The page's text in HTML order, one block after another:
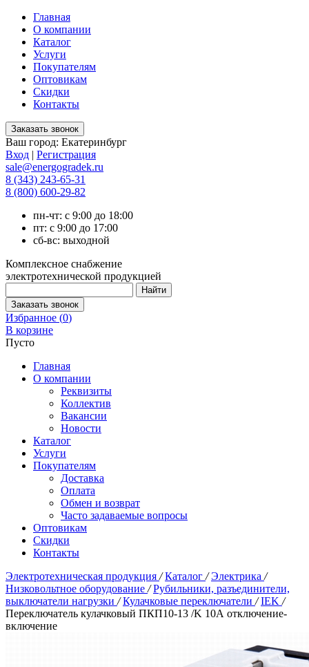
Главная
О компании
Каталог
Услуги
Покупателям
Оптовикам
Скидки
Контакты
Ваш город: Екатеринбург
Вход | Регистрация
sale@energogradek.ru
8 (343) 243-65-31
8 (800) 600-29-82
пн-чт: с 9:00 до 18:00
пт: с 9:00 до 17:00
сб-вс: выходной
Комплексное снабжение
электротехнической продукцией
Избранное (0)
В корзине
Пусто
Главная
О компании
Реквизиты
Коллектив
Вакансии
Новости
Каталог
Услуги
Покупателям
Доставка
Оплата
Обмен и возврат
Часто задаваемые вопросы
Оптовикам
Скидки
Контакты
Электротехническая продукция / Каталог / Электрика /
Низковольтное оборудование / Рубильники, разъединители,
выключатели нагрузки / Кулачковые переключатели / IEK /
Переключатель кулачковый ПКП10-13 /K 10А отключение-
включение